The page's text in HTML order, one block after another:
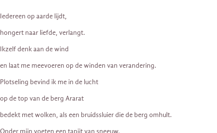
Iedereen op aarde lijdt,
hongert naar liefde, verlangt.
Ikzelf denk aan de wind
en laat me meevoeren op de winden van verandering.
Plotseling bevind ik me in de lucht
op de top van de berg Ararat
bedekt met wolken, als een bruidssluier die de berg omhult.
Onder mijn voeten een tapijt van sneeuw.